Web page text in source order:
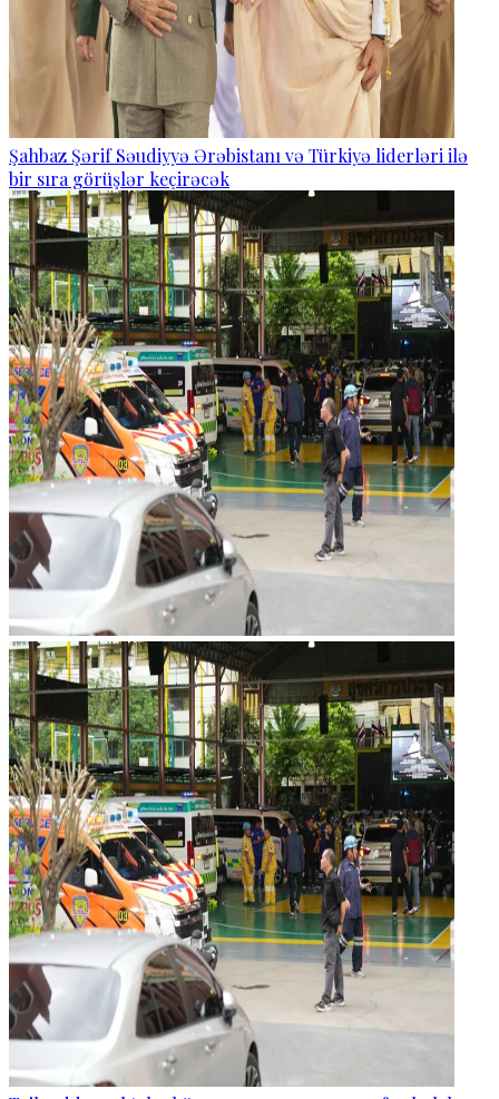
Şahbaz Şərif Səudiyyə Ərəbistanı və Türkiyə liderləri ilə
bir sıra görüşlər keçirəcək